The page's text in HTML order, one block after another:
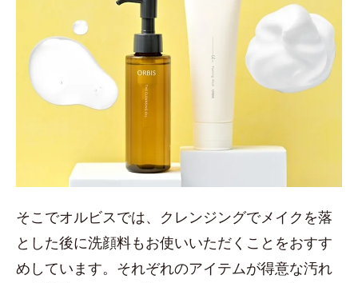
そこでオルビスでは、クレンジングでメイクを落
とした後に洗顔料もお使いいただくことをおすす
めしています。それぞれのアイテムが得意な汚れ